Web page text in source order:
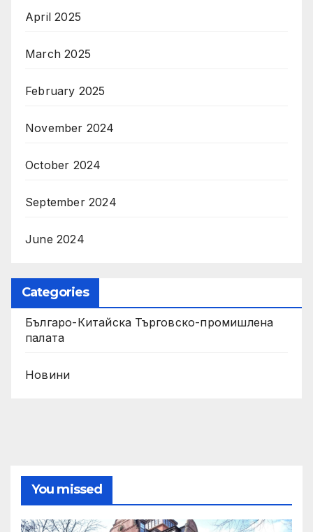
April 2025
March 2025
February 2025
November 2024
October 2024
September 2024
June 2024
Categories
Българо-Китайска Търговско-промишлена
палaта
Новини
You missed